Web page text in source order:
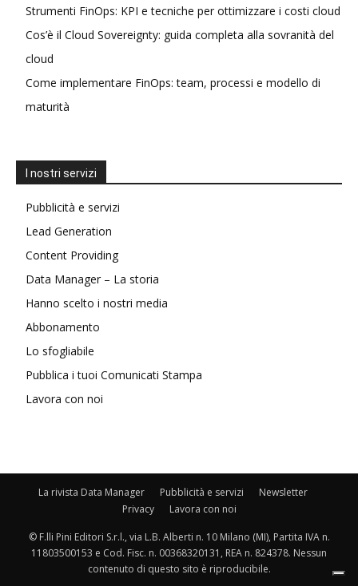
Strumenti FinOps: KPI e tecniche per ottimizzare i costi cloud
Cos’è il Cloud Sovereignty: guida completa alla sovranità del
cloud
Come implementare FinOps: team, processi e modello di
maturità
I nostri servizi
Pubblicità e servizi
Lead Generation
Content Providing
Data Manager – La storia
Hanno scelto i nostri media
Abbonamento
Lo sfogliabile
Pubblica i tuoi Comunicati Stampa
Lavora con noi
La rivista Data Manager Pubblicità e servizi
Newsletter
Privacy
Lavora con noi
© F.lli Pini Editori S.r.l., via L.B. Alberti n. 10 Milano (MI), Partita IVA n.
11803500153 e Cod. Fisc. n. 00368320131, REA n. 824378. Nessun
contenuto di questo sito è riproducibile.